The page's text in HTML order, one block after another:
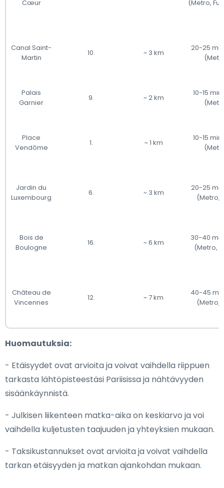
Cœur
(Metro,
Canal Saint-
Martin
10. ~ 3 km
20-25
Palais
Garnier
9. ~ 2 km
10-15
Place
Vendôme
1. ~ 1 km
10-15
Jardin du
Luxembourg
6. ~ 3 km
20-25
(Metro,
Bois de
Boulogne
16. ~ 6 km
30-40
(Metro,
Château de
Vincennes
12. ~ 7 km
40-45
(Metro,
Huomautuksia:
- Etäisyydet ovat arvioita ja voivat vaihdella riippuen
tarkasta lähtöpisteestäsi Pariisissa ja nähtävyyden
sisäänkäynnistä.
- Julkisen liikenteen matka-aika on keskiarvo ja voi
vaihdella kuljetusten taajuuden ja yhteyksien mukaan.
- Taksikustannukset ovat arvioita ja voivat vaihdella
tarkan etäisyyden ja matkan ajankohdan mukaan.